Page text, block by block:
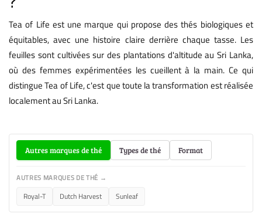
Tea of Life est une marque qui propose des thés biologiques et
équitables, avec une histoire claire derrière chaque tasse. Les
feuilles sont cultivées sur des plantations d'altitude au Sri Lanka,
où des femmes expérimentées les cueillent à la main. Ce qui
distingue Tea of Life, c'est que toute la transformation est réalisée
localement au Sri Lanka.
Autres marques de thé Types de thé Format
AUTRES MARQUES DE THÉ →
Royal-T Dutch Harvest Sunleaf